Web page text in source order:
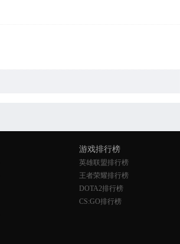
游戏排行榜
英雄联盟排行榜
王者荣耀排行榜
DOTA2排行榜
CS:GO排行榜